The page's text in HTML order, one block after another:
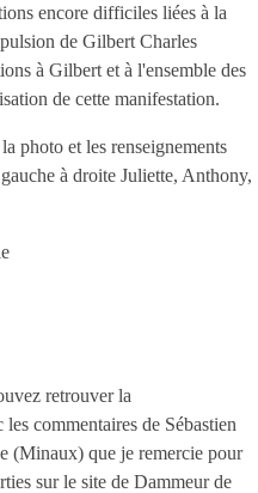
encore difficiles liées à la
de Gilbert Charles
à Gilbert et à l'ensemble des
de cette manifestation.
photo et les renseignements
à droite Juliette, Anthony,
retrouver la
commentaires de Sébastien
(Minaux) que je remercie pour
sur le site de Dammeur de